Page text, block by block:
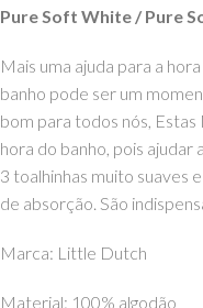
Pure Soft White / Pure
Mais uma ajuda para a
banho pode ser um
bom para todos nós, Estas
hora do banho, pois ajudar
3 toalhinhas muito suaves
de absorção. São
Marca: Little Dutch
Material: 100% algodão